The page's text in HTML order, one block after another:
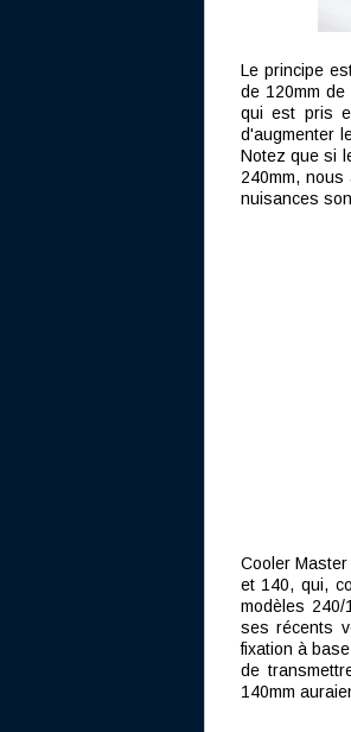
Le principe
de 120mm
qui est pris
d'augmenter
Notez que si
240mm,
nuisances
Cooler
et 140, qui,
modèles
ses récents
fixation à
de
140mm